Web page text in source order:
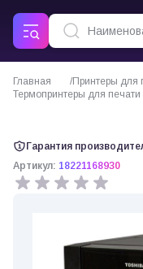
Главная
Принтеры для
Термопринтеры для печати
Гарантия
Артикул: 18221168930